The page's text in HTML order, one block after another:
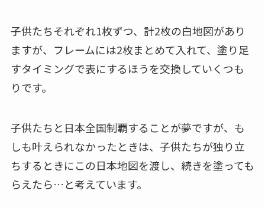
子供たちそれぞれ1枚ずつ、計2枚の白地図があり
ますが、フレームには2枚まとめて入れて、塗り足
すタイミングで表にするほうを交換していくつも
りです。
子供たちと日本全国制覇することが夢ですが、も
しも叶えられなかったときは、子供たちが独り立
ちするときにこの日本地図を渡し、続きを塗っても
らえたら…と考えています。